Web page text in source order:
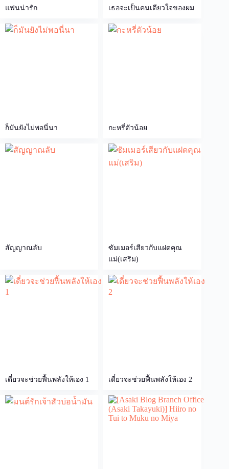
แฟนน่ารัก เธอจะเป็นคนเดียวใจของผม
ก็มันยังไม่พอนี่นา กะหรี่ตัวน้อย
สัญญาณลับ
ซัมเมอร์เสียวกับแฝดคุณ
แม่(เสริม)
เดี๋ยวจะช่วยฟื้นพลังให้เอง 1 เดี๋ยวจะช่วยฟื้นพลังให้เอง 2